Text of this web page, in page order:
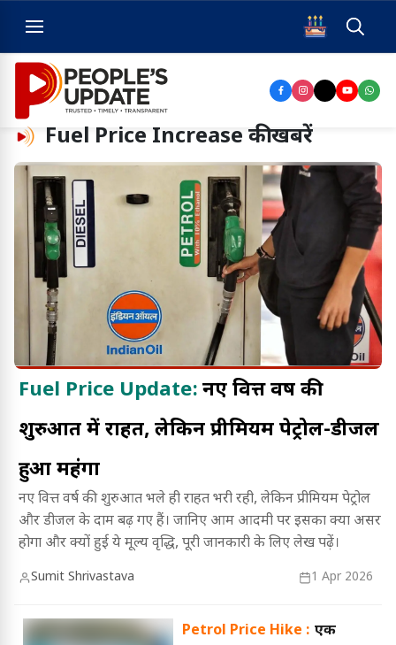
Fuel Price Increase की खबरें
Fuel Price Update: नए वित्त वर्ष की
शुरुआत में राहत, लेकिन प्रीमियम पेट्रोल-डीजल
हुआ महंगा
नए वित्त वर्ष की शुरुआत भले ही राहत भरी रही, लेकिन प्रीमियम पेट्रोल
और डीजल के दाम बढ़ गए हैं। जानिए आम आदमी पर इसका क्या असर
होगा और क्यों हुई ये मूल्य वृद्धि, पूरी जानकारी के लिए लेख पढ़ें।
Sumit Shrivastava 1 Apr 2026
Petrol Price Hike : एक